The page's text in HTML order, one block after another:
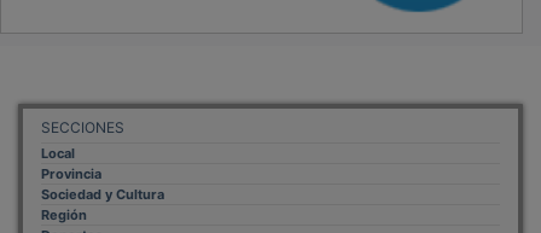
SECCIONES
Local
Provincia
Sociedad y Cultura
Región
Deportes